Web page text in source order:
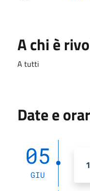
A chi è
A tutti
Date e
05
GIU